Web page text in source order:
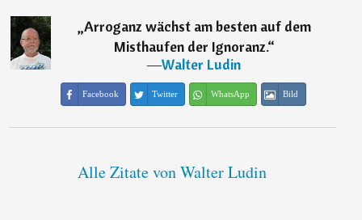
„Arroganz wächst am besten auf dem
Misthaufen der Ignoranz.“
―Walter Ludin
Facebook Twitter WhatsApp Bild
Alle Zitate von Walter Ludin